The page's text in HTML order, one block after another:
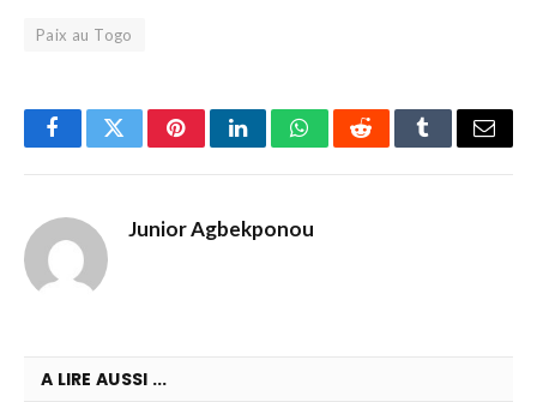
Paix au Togo
FacebookTwitterPinterestLinkedInWhatsAppRedditTumblrEmail
Junior Agbekponou
A LIRE AUSSI ...